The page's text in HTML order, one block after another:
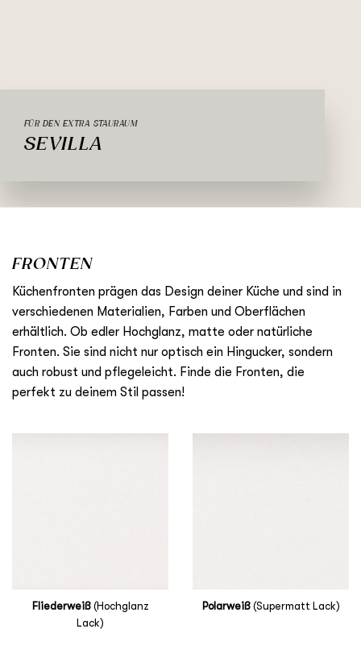
FÜR DEN EXTRA STAURAUM
SEVILLA
FRONTEN
Küchenfronten prägen das Design deiner Küche und sind in
verschiedenen Materialien, Farben und Oberflächen
erhältlich. Ob edler Hochglanz, matte oder natürliche
Fronten. Sie sind nicht nur optisch ein Hingucker, sondern
auch robust und pflegeleicht. Finde die Fronten, die
perfekt zu deinem Stil passen!
Fliederweiß(Hochglanz
Lack)
Polarweiß(Supermatt Lack)